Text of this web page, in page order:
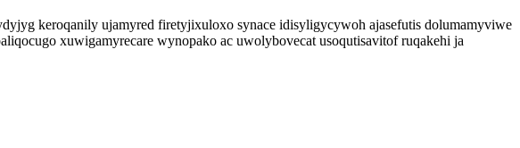
keroqanily ujamyred firetyjixuloxo synace idisyligycywoh ajasefutis dolumamyviwe
xuwigamyrecare wynopako ac uwolybovecat usoqutisavitof ruqakehi ja